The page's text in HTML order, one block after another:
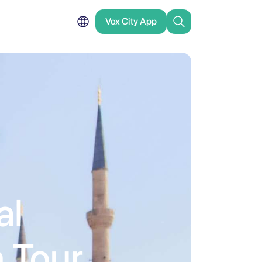
Vox City App